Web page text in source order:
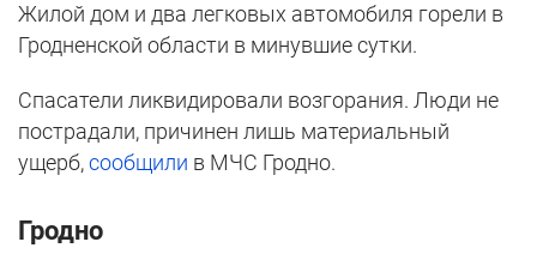
Жилой дом и два легковых автомобиля горели в
Гродненской области в минувшие сутки.
Спасатели ликвидировали возгорания. Люди не
пострадали, причинен лишь материальный
ущерб,сообщили в МЧС Гродно.
Гродно